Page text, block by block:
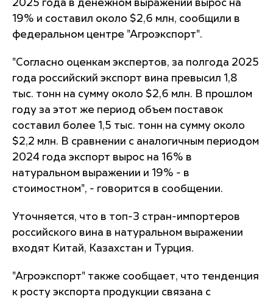
2025 года в денежном выражении вырос на
19% и составил около $2,6 млн, сообщили в
федеральном центре "Агроэкспорт".
"Согласно оценкам экспертов, за полгода 2025
года российский экспорт вина превысил 1,8
тыс. тонн на сумму около $2,6 млн. В прошлом
году за этот же период объем поставок
составил более 1,5 тыс. тонн на сумму около
$2,2 млн. В сравнении с аналогичным периодом
2024 года экспорт вырос на 16% в
натуральном выражении и 19% - в
стоимостном", - говорится в сообщении.
Уточняется, что в топ-3 стран-импортеров
российского вина в натуральном выражении
входят Китай, Казахстан и Турция.
"Агроэкспорт" также сообщает, что тенденция
к росту экспорта продукции связана с